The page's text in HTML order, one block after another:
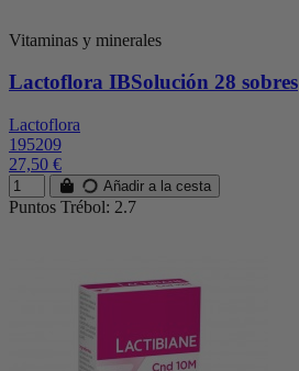
Vitaminas y minerales
Lactoflora IBSolución 28 sobres
Lactoflora
195209
27,50 €
Añadir a la cesta
Puntos Trébol: 2.7